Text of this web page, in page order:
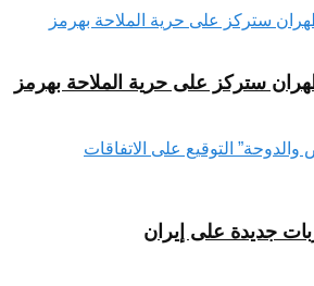
ستركز على حرية الملاحة بهرمز
جديدة على إيران